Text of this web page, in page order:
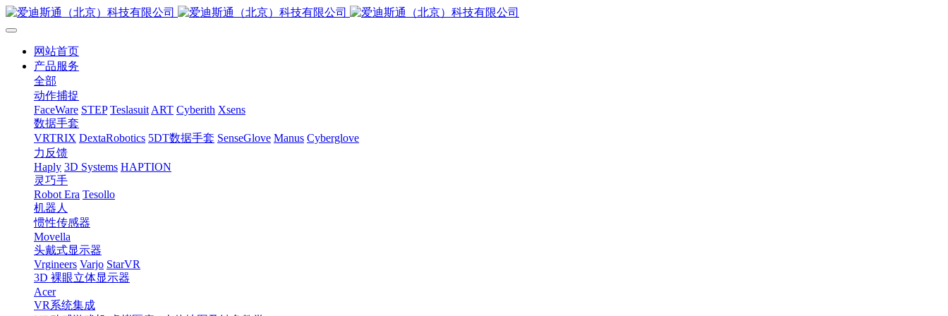
网站首页
产品服务
全部
动作捕捉
FaceWare STEP Teslasuit ART Cyberith Xsens
数据手套
VRTRIX DextaRobotics 5DT数据手套 SenseGlove Manus Cyberglove
力反馈
Haply 3D Systems HAPTION
灵巧手
Robot Era Tesollo
机器人
惯性传感器
Movella
头戴式显示器
Vrgineers Varjo StarVR
3D 裸眼立体显示器
Acer
VR系统集成